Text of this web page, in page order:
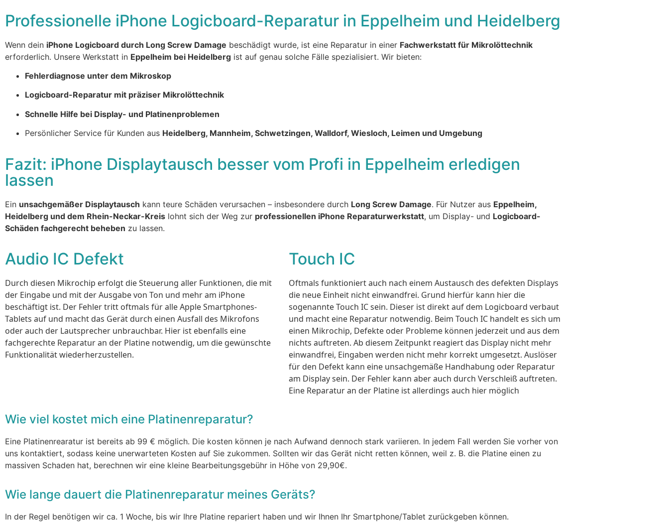
Professionelle iPhone Logicboard-Reparatur in Eppelheim und Heidelberg
Wenn dein iPhone Logicboard durch Long Screw Damage beschädigt wurde, ist eine Reparatur in einer Fachwerkstatt für Mikrolöttechnik
erforderlich. Unsere Werkstatt in Eppelheim bei Heidelberg ist auf genau solche Fälle spezialisiert. Wir bieten:
Fehlerdiagnose unter dem Mikroskop
Logicboard-Reparatur mit präziser Mikrolöttechnik
Schnelle Hilfe bei Display- und Platinenproblemen
Persönlicher Service für Kunden aus Heidelberg, Mannheim, Schwetzingen, Walldorf, Wiesloch, Leimen und Umgebung
Fazit: iPhone Displaytausch besser vom Profi in Eppelheim erledigen
lassen
Ein unsachgemäßer Displaytausch kann teure Schäden verursachen – insbesondere durch Long Screw Damage. Für Nutzer aus Eppelheim,
Heidelberg und dem Rhein-Neckar-Kreis lohnt sich der Weg zur professionellen iPhone Reparaturwerkstatt, um Display- und Logicboard-
Schäden fachgerecht beheben zu lassen.
Audio IC Defekt
Durch diesen Mikrochip erfolgt die Steuerung aller Funktionen, die mit
der Eingabe und mit der Ausgabe von Ton und mehr am iPhone
beschäftigt ist. Der Fehler tritt oftmals für alle Apple Smartphones-
Tablets auf und macht das Gerät durch einen Ausfall des Mikrofons
oder auch der Lautsprecher unbrauchbar. Hier ist ebenfalls eine
fachgerechte Reparatur an der Platine notwendig, um die gewünschte
Funktionalität wiederherzustellen.
Touch IC
Oftmals funktioniert auch nach einem Austausch des defekten Displays
die neue Einheit nicht einwandfrei. Grund hierfür kann hier die
sogenannte Touch IC sein. Dieser ist direkt auf dem Logicboard verbaut
und macht eine Reparatur notwendig. Beim Touch IC handelt es sich um
einen Mikrochip, Defekte oder Probleme können jederzeit und aus dem
nichts auftreten. Ab diesem Zeitpunkt reagiert das Display nicht mehr
einwandfrei, Eingaben werden nicht mehr korrekt umgesetzt. Auslöser
für den Defekt kann eine unsachgemäße Handhabung oder Reparatur
am Display sein. Der Fehler kann aber auch durch Verschleiß auftreten.
Eine Reparatur an der Platine ist allerdings auch hier möglich
Wie viel kostet mich eine Platinenreparatur?
Eine Platinenrearatur ist bereits ab 99 € möglich. Die kosten können je nach Aufwand dennoch stark variieren. In jedem Fall werden Sie vorher von
uns kontaktiert, sodass keine unerwarteten Kosten auf Sie zukommen. Sollten wir das Gerät nicht retten können, weil z. B. die Platine einen zu
massiven Schaden hat, berechnen wir eine kleine Bearbeitungsgebühr in Höhe von 29,90€.
Wie lange dauert die Platinenreparatur meines Geräts?
In der Regel benötigen wir ca. 1 Woche, bis wir Ihre Platine repariert haben und wir Ihnen Ihr Smartphone/Tablet zurückgeben können.